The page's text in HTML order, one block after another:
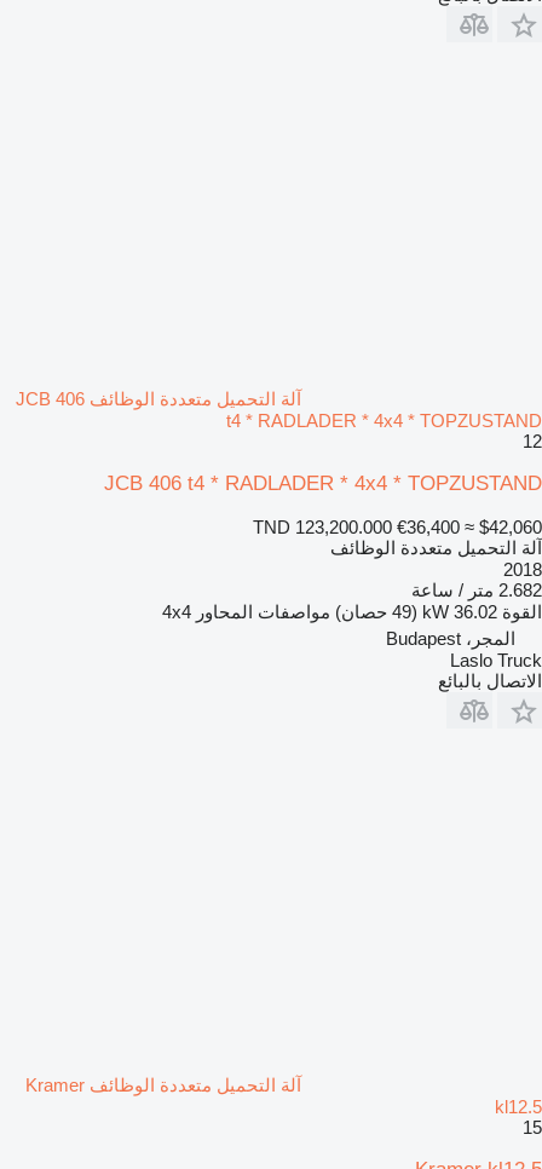
آلة التحميل متعددة الوظائف JCB 406
t4 * RADLADER * 4x4 * TOPZUSTAND
12
JCB 406 t4 * RADLADER * 4x4 * TOPZUSTAND
TND 123,200.000 €36,400 ≈ $42,060
آلة التحميل متعددة الوظائف
2018
2.682 متر / ساعة
القوة 36.02 kW (49 حصان) مواصفات المحاور 4x4
المجر، Budapest
Laslo Truck
الاتصال بالبائع
آلة التحميل متعددة الوظائف Kramer
kl12.5
15